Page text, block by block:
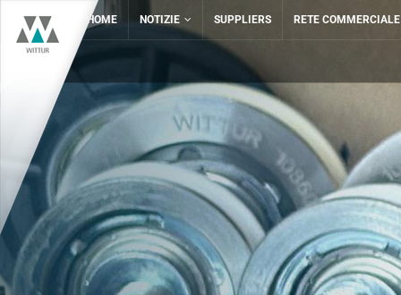
HOME NOTIZIE SUPPLIERS RETE COMMERCIALE